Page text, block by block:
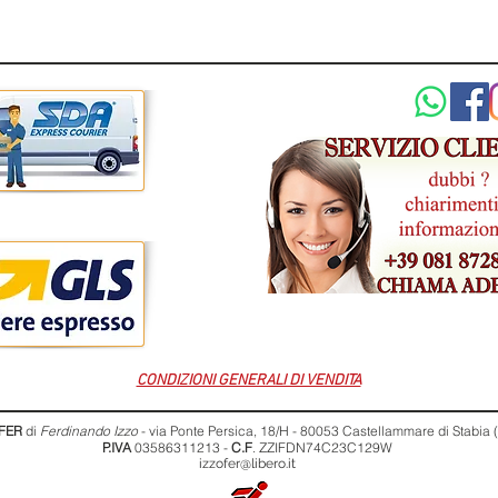
CONDIZIONI GENERALI DI VENDITA
di Ferdinando Izzo - via Ponte Persica, 18/H - 80053 Castellammare di Stabia
P.IVA03586311213 - C.F. ZZIFDN74C23C129W
izzofer@libero.it